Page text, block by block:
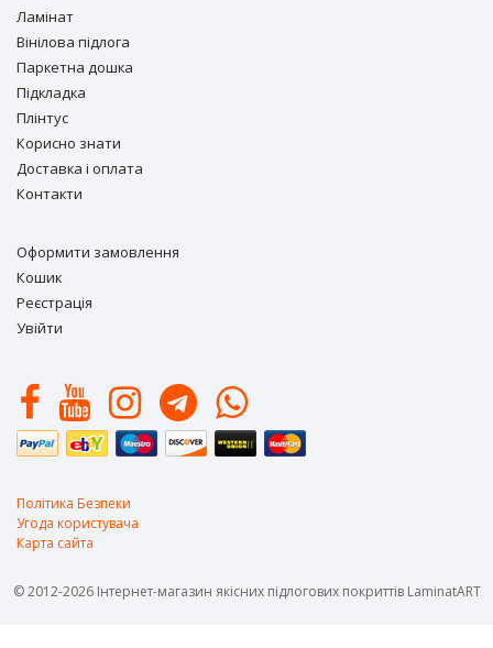
Ламiнат
Вiнiлова підлога
Паркетна дошка
Підкладка
Плінтус
Корисно знати
Доставка і оплата
Контакти
Оформити замовлення
Кошик
Реєстрація
Увійти
Політика Безпеки
Угода користувача
Карта сайта
© 2012-2026 Інтернет-магазин якісних підлогових покриттів LaminatART